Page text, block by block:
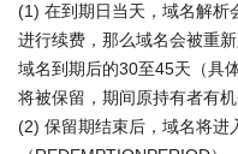
(1) 在到期日当天，域名解析
进行续费，那么域名会被重
域名到期后的30至45天（具
将被保留，期间原持有者有机
(2) 保留期结束后，域名将进